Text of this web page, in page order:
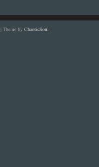
| Theme by ChaoticSoul